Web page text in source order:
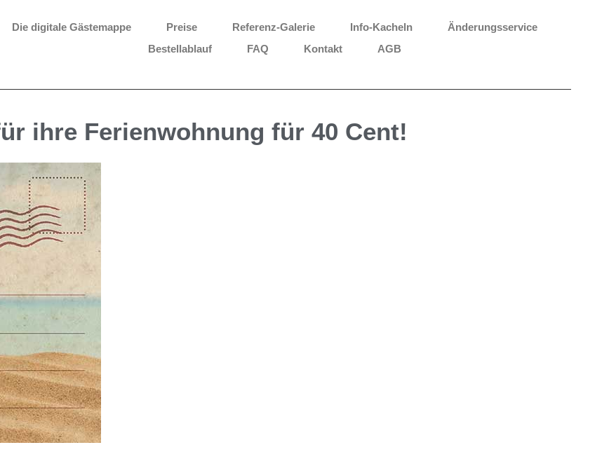
Die digitale Gästemappe Preise Referenz-Galerie Info-Kacheln
Änderungsservice
Bestellablauf
FAQ Kontakt AGB
ihre Ferienwohnung für 40 Cent!